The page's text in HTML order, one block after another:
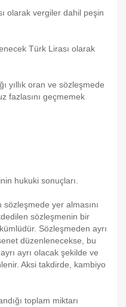
olarak vergiler dahil peşin
Türk Lirası olarak
yıllık oran ve sözleşmede
fazlasını geçmemek
hukuki sonuçları.
sözleşmede yer almasını
sözleşmenin bir
Sözleşmeden ayrı
düzenlenecekse, bu
ayrı olacak şekilde ve
Aksi takdirde, kambiyo
toplam miktarı